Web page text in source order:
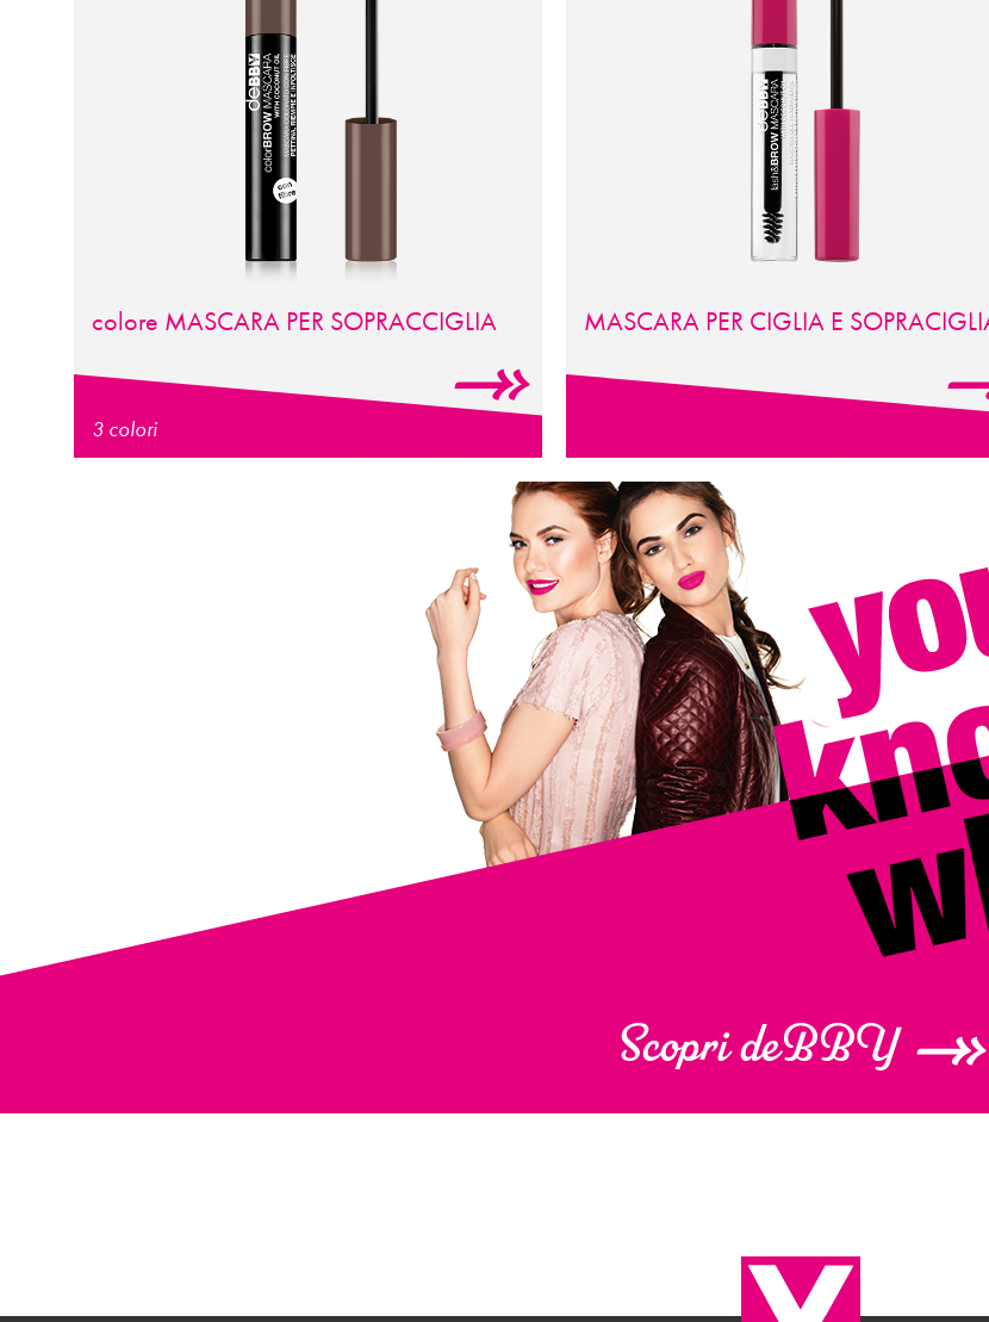
colore MASCARA PER SOPRACCIGLIA
3 colori
MASCARA PER CIGLIA E
Scopri deBBY